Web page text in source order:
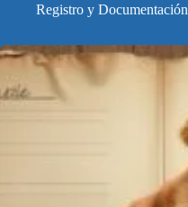
Registro y Documentación